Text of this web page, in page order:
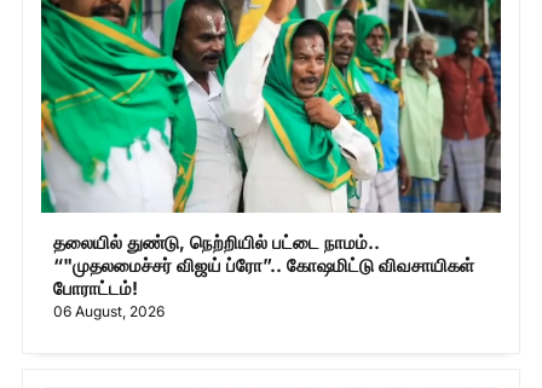
தலையில் துண்டு, நெற்றியில் பட்டை நாமம்..
“"முதலமைச்சர் விஜய் ப்ரோ”.. கோஷமிட்டு விவசாயிகள்
போராட்டம்!
06 August, 2026